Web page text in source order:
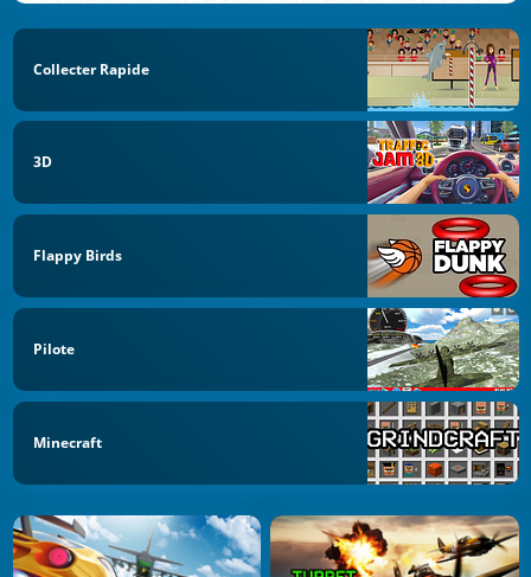
Collecter Rapide
3D
Flappy Birds
Pilote
Minecraft